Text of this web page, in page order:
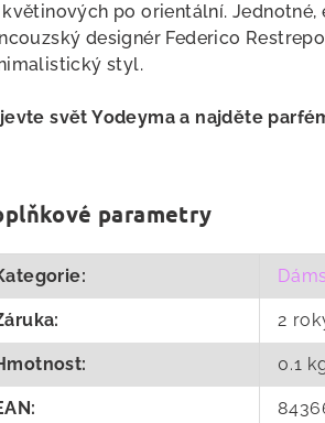
po orientální.
designér Federico
styl.
svět Yodeyma a najděte
parametry
:
: 2
: 0.1
: